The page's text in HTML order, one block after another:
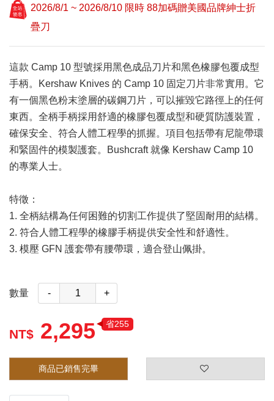
2026/8/1 ~ 2026/8/10 限時 88加碼贈美國品牌紳士折
疊刀
這款 Camp 10 型號採用黑色成品刀片和黑色橡膠包覆成型
手柄。Kershaw Knives 的 Camp 10 固定刀片非常實用。它
有一個黑色粉末塗層的碳鋼刀片，可以摧毀它路徑上的任何
東西。全柄手柄採用舒適的橡膠包覆成型和硬質防護裝置，
確保安全、符合人體工程學的抓握。項目包括帶有尼龍帶環
和緊固件的模製護套。Bushcraft 就像 Kershaw Camp 10
的專業人士。
特徵：
1. 全柄結構為任何困難的切割工作提供了堅固耐用的結構。
2. 符合人體工程學的橡膠手柄提供安全性和舒適性。
3. 模壓 GFN 護套帶有腰帶環，適合登山佩掛。
數量 - +
2,295 省255
商品已銷售完畢